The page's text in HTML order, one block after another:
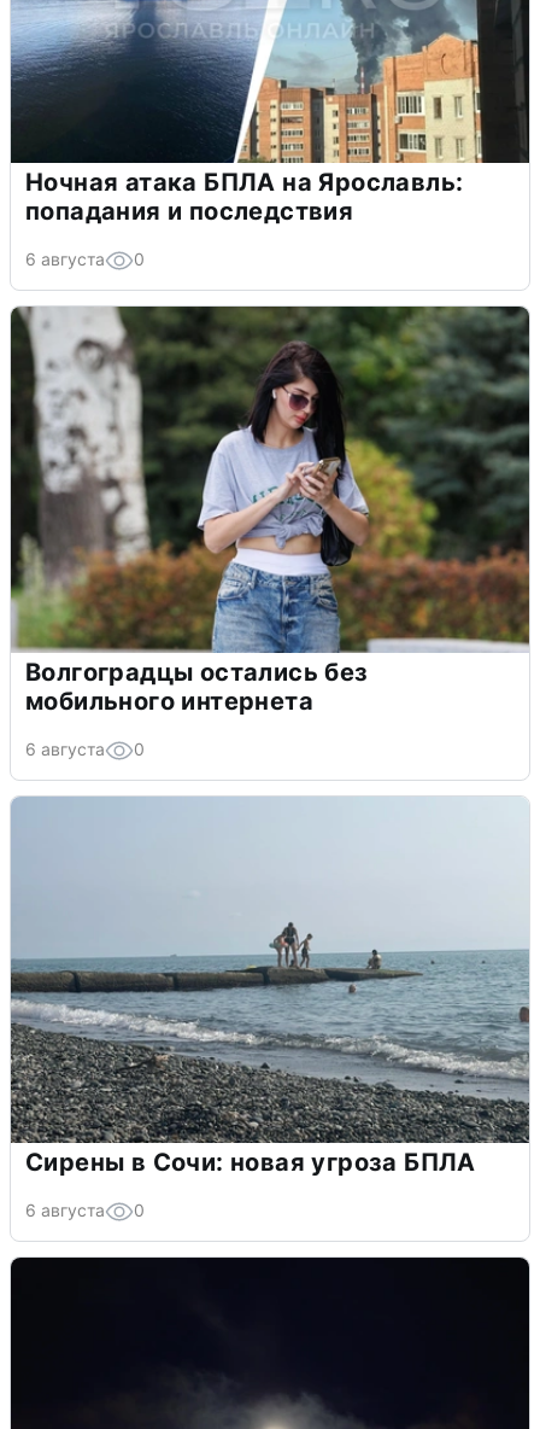
Ночная атака БПЛА на Ярославль:
попадания и последствия
6 августа 0
Волгоградцы остались без
мобильного интернета
6 августа 0
Сирены в Сочи: новая угроза БПЛА
6 августа 0